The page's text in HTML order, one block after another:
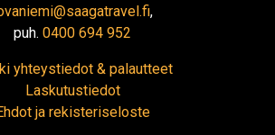
,
puh. 0400 694 952
yhteystiedot & palautteet
Laskutustiedot
ja rekisteriseloste